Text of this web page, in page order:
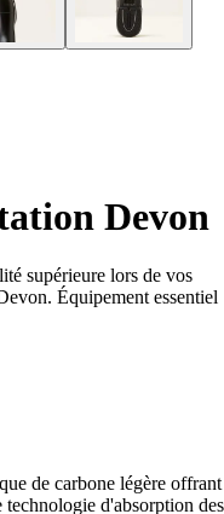
Devon
supérieure lors de vos
Équipement essentiel
de carbone légère offrant
d'absorption des